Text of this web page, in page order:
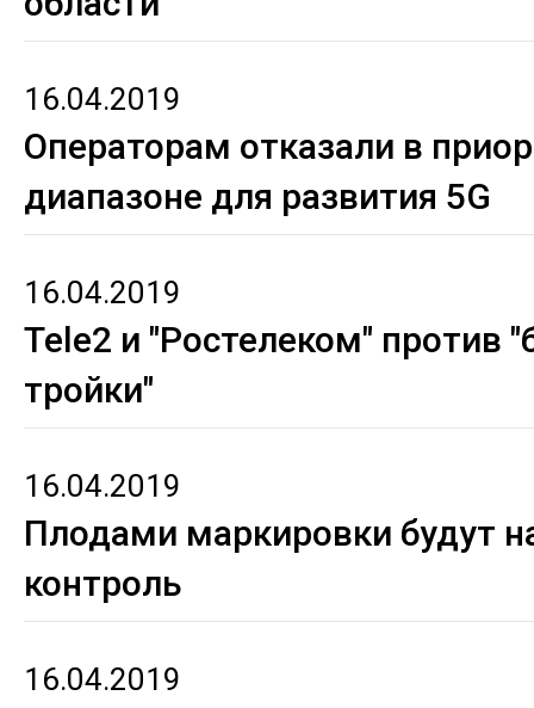
16.04.2019
Операторам отказали в
диапазоне для развития 5G
16.04.2019
Tele2 и "Ростелеком" против
тройки"
16.04.2019
Плодами маркировки будут
контроль
16.04.2019